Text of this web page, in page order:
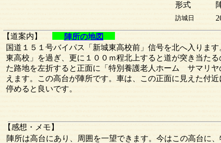
陣所の地図
形式
訪城日
【道案内】
【感想・メモ】
国道１５１号バイパス「新城東高校前」信号を北へ入りま
東高校」を過ぎ、更に１００ｍ程北上すると道が突き当た
た路地を左折すると正面に「特別養護老人ホーム サマリ
えます。この高台が陣所です。車は、この正面に見えた付
停めると良いです。
陣所は高台にあり、周囲を一望できます。今はこの高台に